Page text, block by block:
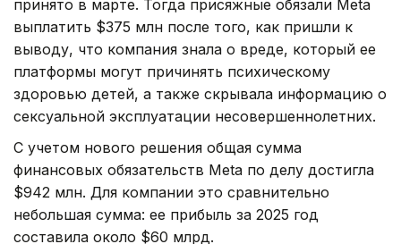
принято в марте. Тогда присяжные обязали Meta
выплатить $375 млн после того, как пришли к
выводу, что компания знала о вреде, который ее
платформы могут причинять психическому
здоровью детей, а также скрывала информацию о
сексуальной эксплуатации несовершеннолетних.
С учетом нового решения общая сумма
финансовых обязательств Meta по делу достигла
$942 млн. Для компании это сравнительно
небольшая сумма: ее прибыль за 2025 год
составила около $60 млрд.